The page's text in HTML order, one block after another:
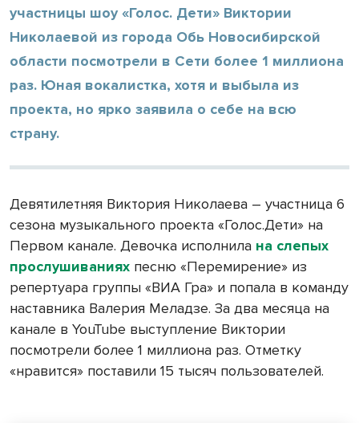
участницы шоу «Голос. Дети» Виктории
Николаевой из города Обь Новосибирской
области посмотрели в Сети более 1 миллиона
раз. Юная вокалистка, хотя и выбыла из
проекта, но ярко заявила о себе на всю
страну.
Девятилетняя Виктория Николаева – участница 6
сезона музыкального проекта «Голос.Дети» на
Первом канале. Девочка исполнила на слепых
прослушиваниях песню «Перемирение» из
репертуара группы «ВИА Гра» и попала в команду
наставника Валерия Меладзе. За два месяца на
канале в YouTube выступление Виктории
посмотрели более 1 миллиона раз. Отметку
«нравится» поставили 15 тысяч пользователей.